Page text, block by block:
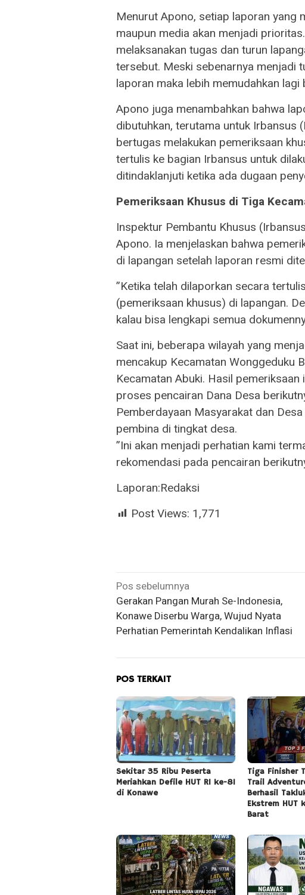
​Menurut Apono, setiap laporan yang
maupun media akan menjadi
melaksanakan tugas dan turun
tersebut. Meski sebenarnya menjadi
laporan maka lebih memudahkan lagi
​Apono juga menambahkan bahwa
dibutuhkan, terutama untuk Irbansus
bertugas melakukan pemeriksaan
tertulis ke bagian Irbansus untuk
ditindaklanjuti ketika ada dugaan
Pemeriksaan Khusus di Tiga
​Inspektur Pembantu Khusus
Apono. Ia menjelaskan bahwa
di lapangan setelah laporan resmi
​”Ketika telah dilaporkan secara
(pemeriksaan khusus) di lapangan.
kalau bisa lengkapi semua
​Saat ini, beberapa wilayah yang
mencakup Kecamatan Wonggeduku
Kecamatan Abuki. Hasil
proses pencairan Dana Desa
Pemberdayaan Masyarakat dan
pembina di tingkat desa.
​”Ini akan menjadi perhatian kami
rekomendasi pada pencairan
Laporan:Redaksi
Post Views: 1,771
Navigasi
pos
Pos sebelumnya
Gerakan Pangan Murah Se-Indonesia,
Konawe Diserbu Warga, Wujud Nyata
Perhatian Pemerintah Kendalikan Inflasi
POS TERKAIT
Sekitar 35 Ribu Peserta
Meriahkan Defile HUT RI ke-81
di Konawe
Tiga Finisher
Trail
Berhasil
Ekstrem HUT
Barat